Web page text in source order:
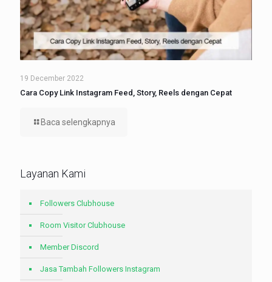
19 December 2022
Cara Copy Link Instagram Feed, Story, Reels dengan Cepat
Baca selengkapnya
Layanan Kami
Followers Clubhouse
Room Visitor Clubhouse
Member Discord
Jasa Tambah Followers Instagram